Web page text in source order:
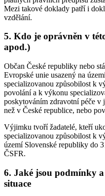
Mezi takové doklady patří i
vzdělání.
5. Kdo je oprávněn v
apod.)
Občan České republiky nebo
Evropské unie usazený na
specializovanou způsobilost k
povolání a k výkonu
poskytováním zdravotní péče v
než v České republice, nebo
Výjimku tvoří žadatelé, kteří
specializovanou způsobilost k
území Slovenské republiky do
ČSFR.
6. Jaké jsou podmínky
situace